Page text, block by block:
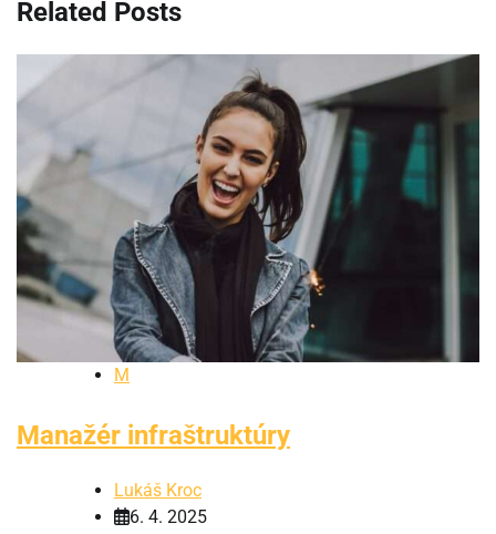
Related Posts
M
Manažér infraštruktúry
Lukáš Kroc
6. 4. 2025